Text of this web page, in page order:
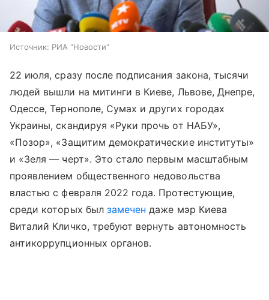
Источник: РИА "Новости"
22 июля, сразу после подписания закона, тысячи
людей вышли на митинги в Киеве, Львове, Днепре,
Одессе, Тернополе, Сумах и других городах
Украины, скандируя «Руки прочь от НАБУ»,
«Позор», «Защитим демократические институты»
и «Зеля — черт». Это стало первым масштабным
проявлением общественного недовольства
властью с февраля 2022 года. Протестующие,
среди которых был замечен даже мэр Киева
Виталий Кличко, требуют вернуть автономность
антикоррупционных органов.